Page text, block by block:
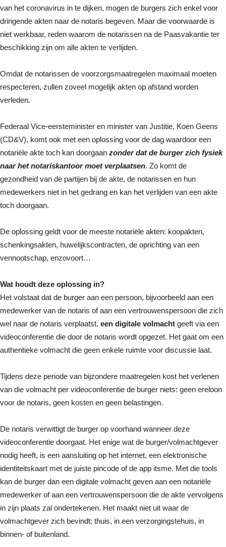
van het coronavirus in te dijken, mogen de burgers zich enkel voor
dringende akten naar de notaris begeven. Maar die voorwaarde is
niet werkbaar, reden waarom de notarissen na de Paasvakantie ter
beschikking zijn om alle akten te verlijden.
Omdat de notarissen de voorzorgsmaatregelen maximaal moeten
respecteren, zullen zoveel mogelijk akten op afstand worden
verleden.
Federaal Vice-eersteminister en minister van Justitie, Koen Geens
(CD&V), komt ook met een oplossing voor de dag waardoor een
notariële akte toch kan doorgaan zonder dat de burger zich fysiek
naar het notariskantoor moet verplaatsen. Zo komt de
gezondheid van de partijen bij de akte, de notarissen en hun
medewerkers niet in het gedrang en kan het verlijden van een akte
toch doorgaan.
De oplossing geldt voor de meeste notariële akten: koopakten,
schenkingsakten, huwelijkscontracten, de oprichting van een
vennootschap, enzovoort…
Wat houdt deze oplossing in?
Het volstaat dat de burger aan een persoon, bijvoorbeeld aan een
medewerker van de notaris of aan een vertrouwenspersoon die zich
wel naar de notaris verplaatst, een digitale volmacht geeft via een
videoconferentie die door de notaris wordt opgezet. Het gaat om een
authentieke volmacht die geen enkele ruimte voor discussie laat.
Tijdens deze periode van bijzondere maatregelen kost het verlenen
van die volmacht per videoconferentie de burger niets: geen ereloon
voor de notaris, geen kosten en geen belastingen.
De notaris verwittigt de burger op voorhand wanneer deze
videoconferentie doorgaat. Het enige wat de burger/volmachtgever
nodig heeft, is een aansluiting op het internet, een elektronische
identiteitskaart met de juiste pincode of de app itsme. Met die tools
kan de burger dan een digitale volmacht geven aan een notariële
medewerker of aan een vertrouwenspersoon die de akte vervolgens
in zijn plaats zal ondertekenen. Het maakt niet uit waar de
volmachtgever zich bevindt; thuis, in een verzorgingstehuis, in
binnen- of buitenland.